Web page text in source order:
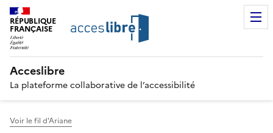
RÉPUBLIQUE
FRANÇAISE
Acceslibre
La plateforme collaborative de l’accessibilité
Voir le fil d'Ariane